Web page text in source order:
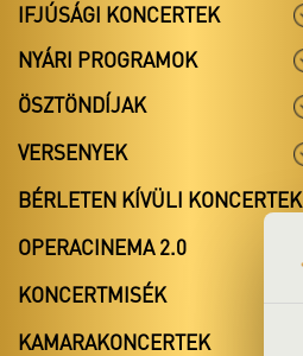
IFJÚSÁGI KONCERTEK
NYÁRI PROGRAMOK
ÖSZTÖNDÍJAK
VERSENYEK
BÉRLETEN KÍVÜLI KONCERTEK
OPERACINEMA 2.0
KONCERTMISÉK
KAMARAKONCERTEK